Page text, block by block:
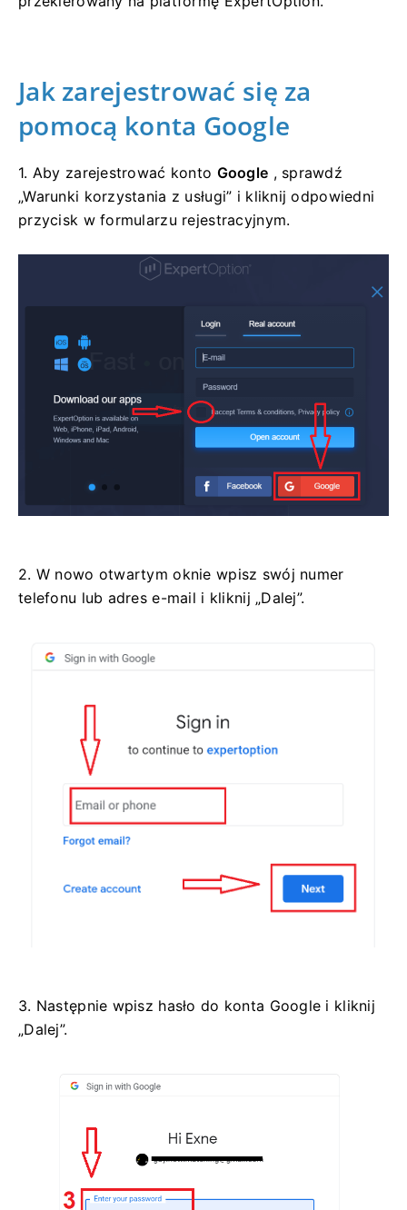
Jak zarejestrować się za
pomocą konta Google
1. Aby zarejestrować konto Google , sprawdź
„Warunki korzystania z usługi” i kliknij odpowiedni
przycisk w formularzu rejestracyjnym.
2. W nowo otwartym oknie wpisz swój numer
telefonu lub adres e-mail i kliknij „Dalej”.
3. Następnie wpisz hasło do konta Google i kliknij
„Dalej”.